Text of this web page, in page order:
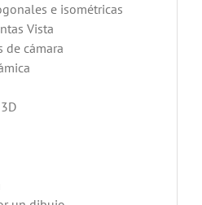
e isométricas
Vista
de cámara